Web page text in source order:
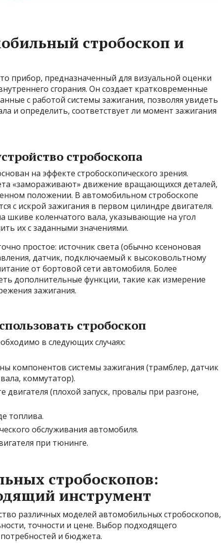
стробоскоп и
прибор, предназначенный для визуальной оценки
сгорания. Он создает кратковременные
с работой системы зажигания, позволяя увидеть
и определить, соответствует ли момент зажигания
стробоскопа
на эффекте стробоскопического зрения.
«замораживают» движение вращающихся деталей,
положении. В автомобильном стробоскопе
с искрой зажигания в первом цилиндре двигателя.
шкиве коленчатого вала, указывающие на угол
их с заданными значениями.
простое: источник света (обычно ксеноновая
датчик, подключаемый к высоковольтному
от бортовой сети автомобиля. Более
дополнительные функции, такие как измерение
зажигания.
стробоскоп
в следующих случаях:
компонентов системы зажигания (трамблер, датчик
коммутатор).
двигателя (плохой запуск, провалы при разгоне,
топлива.
обслуживания автомобиля.
при тюнинге.
стробоскопов:
инструмент
различных моделей автомобильных стробоскопов,
точности и цене. Выбор подходящего
и бюджета.